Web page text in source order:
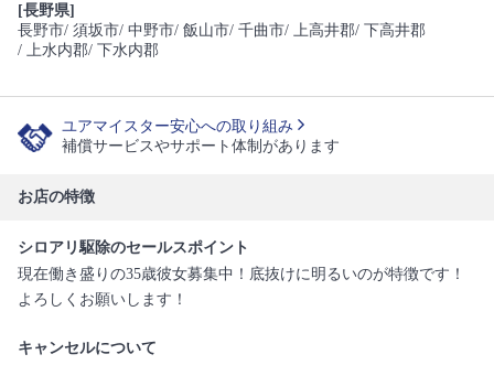
[長野県]
長野市/ 須坂市/ 中野市/ 飯山市/ 千曲市/ 上高井郡/ 下高井郡
/ 上水内郡/ 下水内郡
ユアマイスター安心への取り組み
補償サービスやサポート体制があります
お店の特徴
シロアリ駆除のセールスポイント
現在働き盛りの35歳彼女募集中！底抜けに明るいのが特徴です！
よろしくお願いします！
キャンセルについて